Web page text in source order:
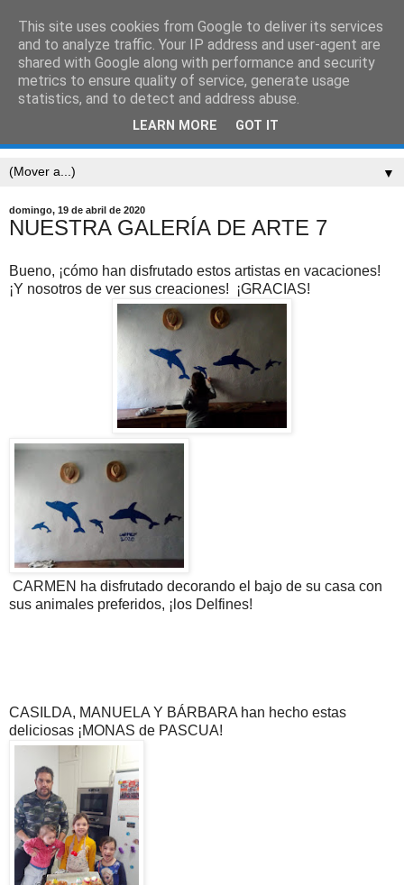
CEIP SARRIÓN
"Mucha gente pequeña, en lugares pequeños, haciendo
cosas pequeñas, puede cambiar el mundo." Eduardo
▼
domingo, 19 de abril de 2020
NUESTRA GALERÍA DE ARTE 7
Bueno, ¡cómo han disfrutado estos artistas en vacaciones!
¡Y nosotros de ver sus creaciones! ¡GRACIAS!
CARMEN ha disfrutado decorando el bajo de su casa con
sus animales preferidos, ¡los Delfines!
CASILDA, MANUELA Y BÁRBARA han hecho estas
deliciosas ¡MONAS de PASCUA!
This site uses cookies from Google to deliver its services
and to analyze traffic. Your IP address and user-agent are
shared with Google along with performance and security
metrics to ensure quality of service, generate usage
statistics, and to detect and address abuse.
LEARN MORE GOT IT